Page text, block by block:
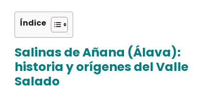
Índice
Salinas de Añana (Álava):
historia y orígenes del Valle
Salado